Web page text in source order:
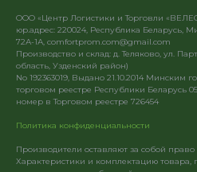
ООО «Центр Логистики и Торговли
юр.адрес: 220024, Республика Беларусь,
72А-1А, comfortprom.com@gmail.com
Производство и склад: д. Теляково, ул.
область, Узденский район)
No 192363019, Выдано 21.10.2014 Минским
торговом реестре Республики Беларусь
номер в Торговом реестре 726454
Политика конфиденциальности
Производители оставляют за собой
Характеристики и комплектацию товара,